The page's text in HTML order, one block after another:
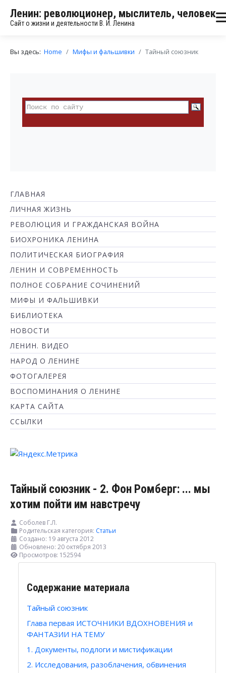
Ленин: революционер, мыслитель, человек
Сайт о жизни и деятельности В. И. Ленина
Вы здесь: Home Мифы и фальшивки Тайный союзник
ГЛАВНАЯ
ЛИЧНАЯ ЖИЗНЬ
РЕВОЛЮЦИЯ И ГРАЖДАНСКАЯ ВОЙНА
БИОХРОНИКА ЛЕНИНА
ПОЛИТИЧЕСКАЯ БИОГРАФИЯ
ЛЕНИН И СОВРЕМЕННОСТЬ
ПОЛНОЕ СОБРАНИЕ СОЧИНЕНИЙ
МИФЫ И ФАЛЬШИВКИ
БИБЛИОТЕКА
НОВОСТИ
ЛЕНИН. ВИДЕО
НАРОД О ЛЕНИНЕ
ФОТОГАЛЕРЕЯ
ВОСПОМИНАНИЯ О ЛЕНИНЕ
КАРТА САЙТА
ССЫЛКИ
Тайный союзник - 2. Фон Ромберг: ... мы
хотим пойти им навстречу
Соболев Г.Л.
Родительская категория: Статьи
Создано: 19 августа 2012
Обновлено: 20 октября 2013
Просмотров: 152594
Содержание материала
Тайный союзник
Глава первая ИСТОЧНИКИ ВДОХНОВЕНИЯ и
ФАНТАЗИИ НА ТЕМУ
1. Документы, подлоги и мистификации
2. Исследования, разоблачения, обвинения